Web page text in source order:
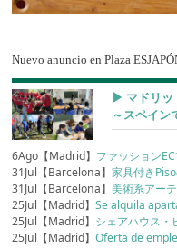
Nuevo anuncio en Plaza
▶︎ マドリッ
～スペイン
6Ago【Madrid】 ファッション
31Jul【Barcelona】家具付き
31Jul【Barcelona】美術系アー
25Jul【Madrid】Se alquila
25Jul【Madrid】 シェアハウス・
25Jul【Madrid】Oferta de